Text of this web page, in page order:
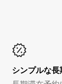
シンプルな